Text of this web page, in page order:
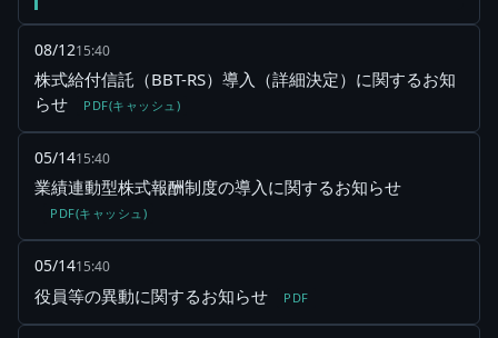
08/1215:40
株式給付信託（BBT-RS）導入（詳細決定）に関するお知
らせ
PDF(キャッシュ)
05/1415:40
業績連動型株式報酬制度の導入に関するお知らせ
PDF(キャッシュ)
05/1415:40
役員等の異動に関するお知らせ PDF